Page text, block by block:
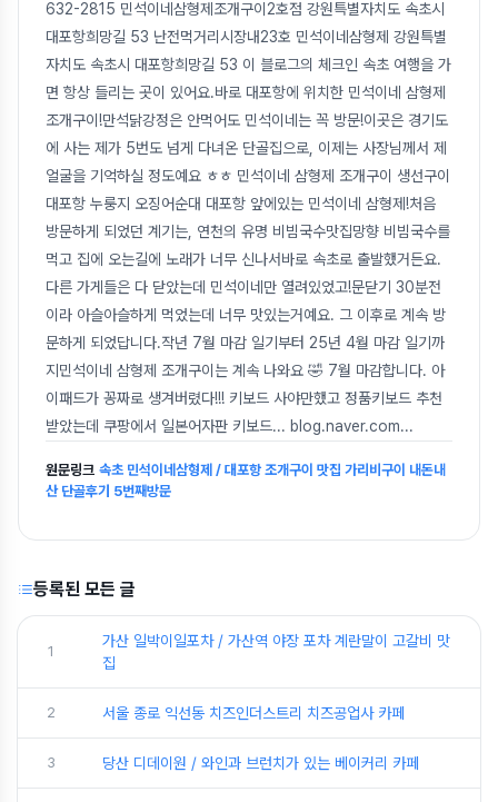
632-2815 민석이네삼형제조개구이2호점 강원특별자치도 속초시
대포항희망길 53 난전먹거리시장내23호 민석이네삼형제 강원특별
자치도 속초시 대포항희망길 53 이 블로그의 체크인 속초 여행을 가
면 항상 들리는 곳이 있어요.바로 대포항에 위치한 민석이네 삼형제
조개구이!만석닭강정은 안먹어도 민석이네는 꼭 방문!이곳은 경기도
에 사는 제가 5번도 넘게 다녀온 단골집으로, 이제는 사장님께서 제
얼굴을 기억하실 정도예요 ㅎㅎ 민석이네 삼형제 조개구이 생선구이
대포항 누룽지 오징어순대 대포항 앞에있는 민석이네 삼형제!처음
방문하게 되었던 계기는, 연천의 유명 비빔국수맛집망향 비빔국수를
먹고 집에 오는길에 노래가 너무 신나서바로 속초로 출발했거든요.
다른 가게들은 다 닫았는데 민석이네만 열려있었고!문닫기 30분전
이라 아슬아슬하게 먹었는데 너무 맛있는거예요. 그 이후로 계속 방
문하게 되었답니다.작년 7월 마감 일기부터 25년 4월 마감 일기까
지민석이네 삼형제 조개구이는 계속 나와요 🤣 7월 마감합니다. 아
이패드가 꽁짜로 생겨버렸다!!! 키보드 사야만했고 정품키보드 추천
받았는데 쿠팡에서 일본어자판 키보드... blog.naver.com...
원문링크 속초 민석이네삼형제 / 대포항 조개구이 맛집 가리비구이 내돈내
산 단골후기 5번째방문
등록된 모든 글
1
가산 일박이일포차 / 가산역 야장 포차 계란말이 고갈비 맛
집
2 서울 종로 익선동 치즈인더스트리 치즈공업사 카페
3 당산 디데이원 / 와인과 브런치가 있는 베이커리 카페